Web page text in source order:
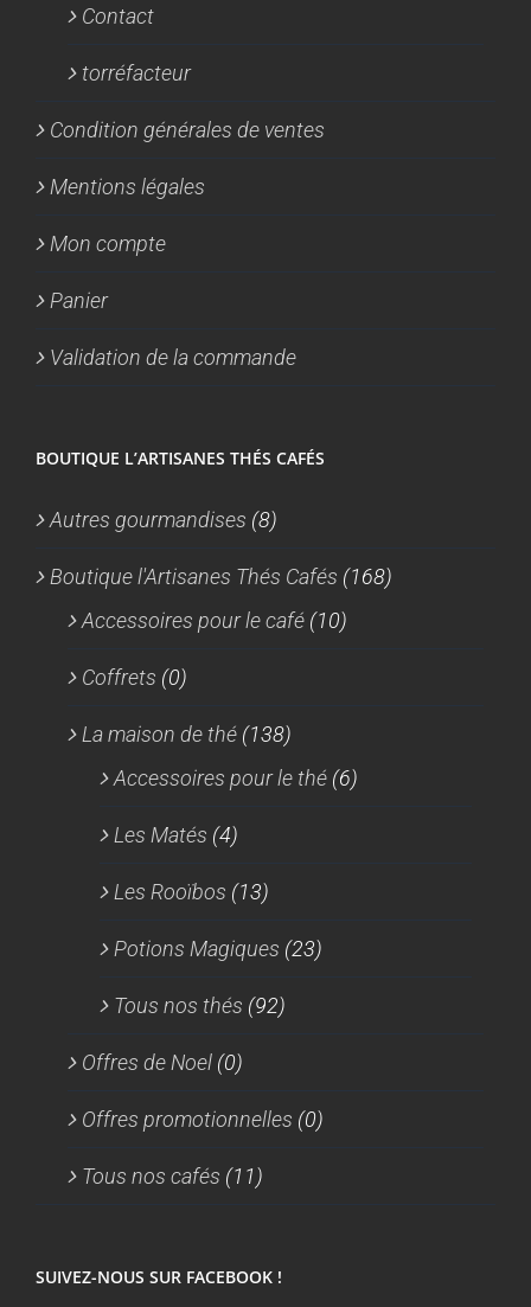
Contact
torréfacteur
Condition générales de ventes
Mentions légales
Mon compte
Panier
Validation de la commande
BOUTIQUE L’ARTISANES THÉS CAFÉS
Autres gourmandises (8)
Boutique l'Artisanes Thés Cafés (168)
Accessoires pour le café (10)
Coffrets (0)
La maison de thé (138)
Accessoires pour le thé (6)
Les Matés (4)
Les Rooïbos (13)
Potions Magiques (23)
Tous nos thés (92)
Offres de Noel (0)
Offres promotionnelles (0)
Tous nos cafés (11)
SUIVEZ-NOUS SUR FACEBOOK !